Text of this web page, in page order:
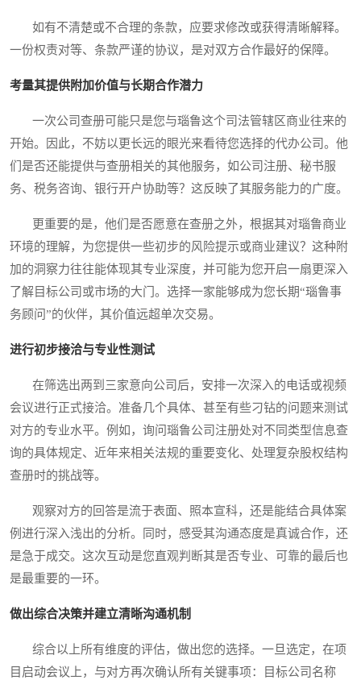
如有不清楚或不合理的条款，应要求修改或获得清晰解释。
一份权责对等、条款严谨的协议，是对双方合作最好的保障。
考量其提供附加价值与长期合作潜力
一次公司查册可能只是您与瑙鲁这个司法管辖区商业往来的
开始。因此，不妨以更长远的眼光来看待您选择的代办公司。他
们是否还能提供与查册相关的其他服务，如公司注册、秘书服
务、税务咨询、银行开户协助等？这反映了其服务能力的广度。
更重要的是，他们是否愿意在查册之外，根据其对瑙鲁商业
环境的理解，为您提供一些初步的风险提示或商业建议？这种附
加的洞察力往往能体现其专业深度，并可能为您开启一扇更深入
了解目标公司或市场的大门。选择一家能够成为您长期“瑙鲁事
务顾问”的伙伴，其价值远超单次交易。
进行初步接洽与专业性测试
在筛选出两到三家意向公司后，安排一次深入的电话或视频
会议进行正式接洽。准备几个具体、甚至有些刁钻的问题来测试
对方的专业水平。例如，询问瑙鲁公司注册处对不同类型信息查
询的具体规定、近年来相关法规的重要变化、处理复杂股权结构
查册时的挑战等。
观察对方的回答是流于表面、照本宣科，还是能结合具体案
例进行深入浅出的分析。同时，感受其沟通态度是真诚合作，还
是急于成交。这次互动是您直观判断其是否专业、可靠的最后也
是最重要的一环。
做出综合决策并建立清晰沟通机制
综合以上所有维度的评估，做出您的选择。一旦选定，在项
目启动会议上，与对方再次确认所有关键事项：目标公司名称